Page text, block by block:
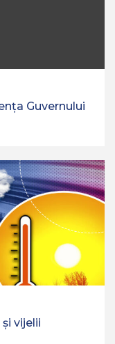
Guvernului
vijelii